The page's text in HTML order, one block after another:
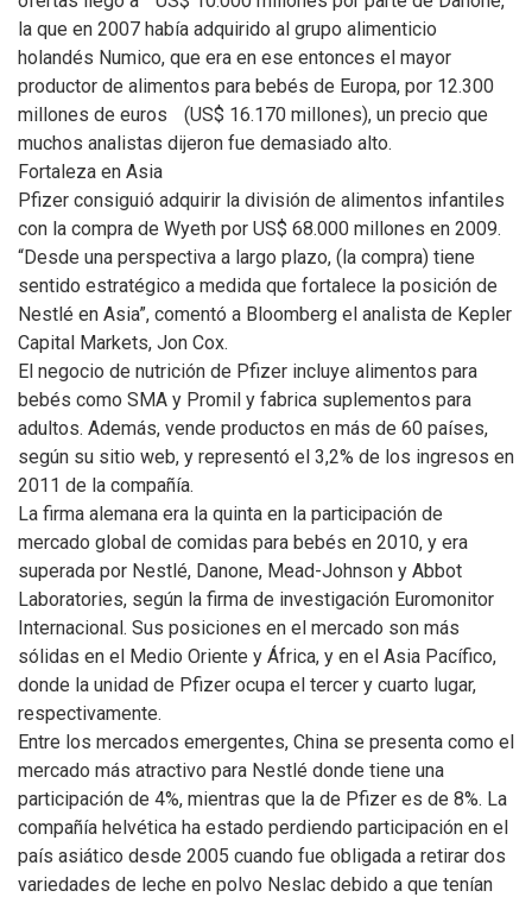
la que en 2007 había adquirido al grupo alimenticio
holandés Numico, que era en ese entonces el mayor
productor de alimentos para bebés de Europa, por 12.300
millones de euros (US$ 16.170 millones), un precio que
muchos analistas dijeron fue demasiado alto.
Fortaleza en Asia
Pfizer consiguió adquirir la división de alimentos infantiles
con la compra de Wyeth por US$ 68.000 millones en 2009.
“Desde una perspectiva a largo plazo, (la compra) tiene
sentido estratégico a medida que fortalece la posición de
Nestlé en Asia”, comentó a Bloomberg el analista de Kepler
Capital Markets, Jon Cox.
El negocio de nutrición de Pfizer incluye alimentos para
bebés como SMA y Promil y fabrica suplementos para
adultos. Además, vende productos en más de 60 países,
según su sitio web, y representó el 3,2% de los ingresos en
2011 de la compañía.
La firma alemana era la quinta en la participación de
mercado global de comidas para bebés en 2010, y era
superada por Nestlé, Danone, Mead-Johnson y Abbot
Laboratories, según la firma de investigación Euromonitor
Internacional. Sus posiciones en el mercado son más
sólidas en el Medio Oriente y África, y en el Asia Pacífico,
donde la unidad de Pfizer ocupa el tercer y cuarto lugar,
respectivamente.
Entre los mercados emergentes, China se presenta como el
mercado más atractivo para Nestlé donde tiene una
participación de 4%, mientras que la de Pfizer es de 8%. La
compañía helvética ha estado perdiendo participación en el
país asiático desde 2005 cuando fue obligada a retirar dos
variedades de leche en polvo Neslac debido a que tenían